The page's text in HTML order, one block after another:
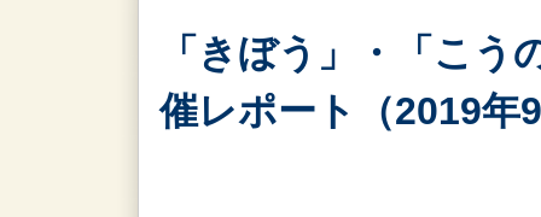
「きぼう」・「こう
催レポート（2019年